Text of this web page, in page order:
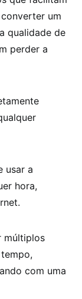
um
qualidade de
perder a
usar a
hora,
múltiplos
com uma